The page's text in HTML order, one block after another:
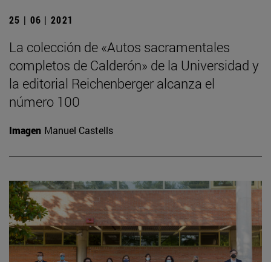
25 | 06 | 2021
La colección de «Autos sacramentales
completos de Calderón» de la Universidad y
la editorial Reichenberger alcanza el
número 100
Imagen Manuel Castells